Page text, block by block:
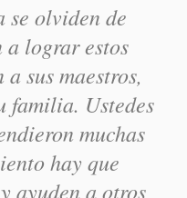
se olviden de
a lograr estos
sus maestros,
familia. Ustedes
muchas
hay que
ayuden a otros